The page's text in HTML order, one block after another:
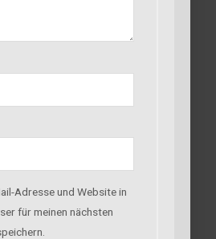
Adresse und Website in
für meinen nächsten